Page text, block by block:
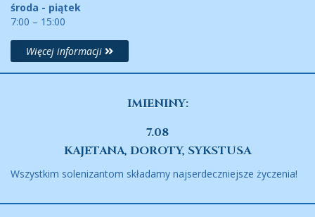
środa - piątek
7:00 – 15:00
Więcej informacji
IMIENINY:
7.08
KAJETANA, DOROTY, SYKSTUSA
Wszystkim solenizantom składamy najserdeczniejsze życzenia!